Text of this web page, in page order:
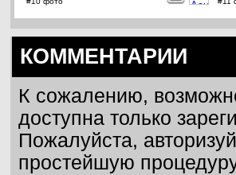
КОММЕНТАРИИ
К сожалению,
доступна только
Пожалуйста,
простейшую